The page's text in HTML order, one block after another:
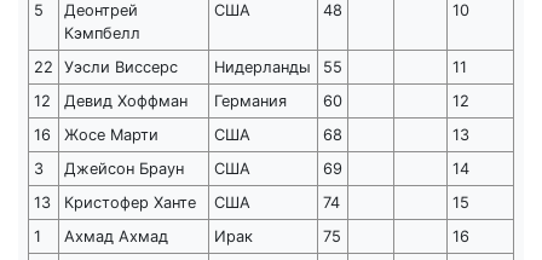
5
Деонтрей
Кэмпбелл
США 48 10
22 Уэсли Виссерс Нидерланды 55
11
12
Девид Хоффман Германия 60
12
16
Жосе Марти США 68
13
3
Джейсон Браун США 69
14
13
Кристофер Ханте США 74
15
1
Ахмад Ахмад Ирак 75
16